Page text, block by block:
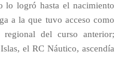
lo logró hasta el nacimiento
a la que tuvo acceso como
del curso anterior;
el RC Náutico, ascendía